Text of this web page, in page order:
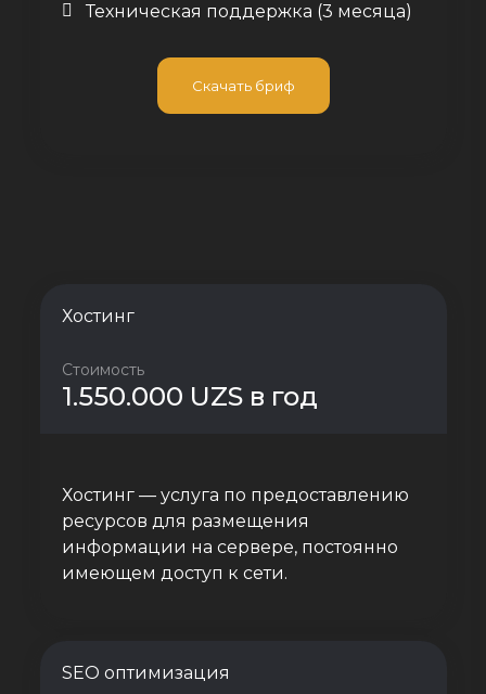
Техническая поддержка (3 месяца)
Скачать бриф
Хостинг
1.550.000 UZS в год
Стоимость
Хостинг — услуга по предоставлению
ресурсов для размещения
информации на сервере, постоянно
имеющем доступ к сети.
SEO оптимизация